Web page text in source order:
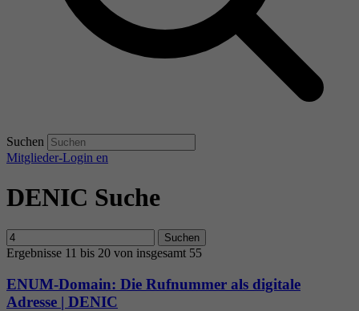
Suchen
Mitglieder-Login en
DENIC Suche
Suchen
Ergebnisse 11 bis 20 von insgesamt 55
ENUM-Domain: Die Rufnummer als digitale
Adresse | DENIC